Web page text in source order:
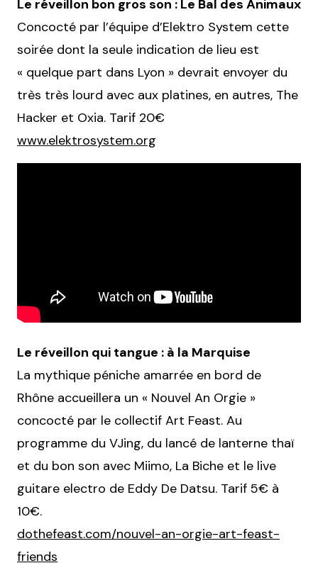
Le réveillon bon gros son : Le Bal des Animaux
Concocté par l’équipe d’Elektro System cette
soirée dont la seule indication de lieu est
« quelque part dans Lyon » devrait envoyer du
très très lourd avec aux platines, en autres, The
Hacker et Oxia. Tarif 20€
www.elektrosystem.org
Le réveillon qui tangue : à la Marquise
La mythique péniche amarrée en bord de
Rhône accueillera un « Nouvel An Orgie »
concocté par le collectif Art Feast. Au
programme du VJing, du lancé de lanterne thaï
et du bon son avec Miimo, La Biche et le live
guitare electro de Eddy De Datsu. Tarif 5€ à
10€.
dothefeast.com/nouvel-an-orgie-art-feast-
friends